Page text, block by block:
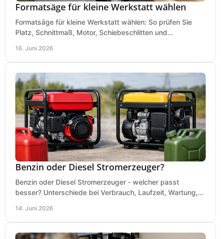
Formatsäge für kleine Werkstatt wählen
Formatsäge für kleine Werkstatt wählen: So prüfen Sie
Platz, Schnittmaß, Motor, Schiebeschlitten und
16. Juni 2026
Benzin oder Diesel Stromerzeuger?
Benzin oder Diesel Stromerzeuger - welcher passt
besser? Unterschiede bei Verbrauch, Laufzeit, Wartung,
14. Juni 2026